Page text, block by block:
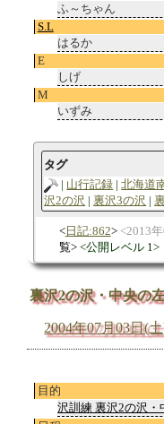
ふ～ちゃん
S.L
はるか
E
しげ
M
いずみ
タグ
山行記録
北海道
沢2の沢
裏沢3の沢
日記:862 2013
覧
公開レベル 1
裏沢2の沢・中央の
2004年07月03日(
目的
沢訓練 裏沢2の沢